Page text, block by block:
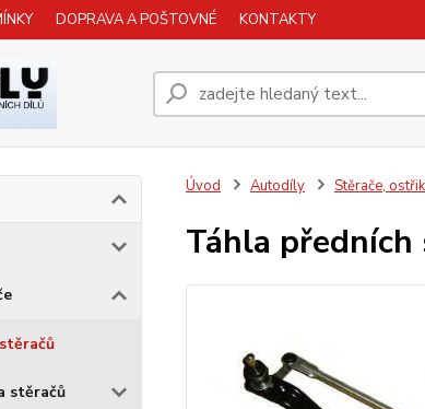
DOPRAVA A POŠTOVNÉ KONTAKTY
stěračů
Úvod Autodíly Stěrače,
Táhla předních